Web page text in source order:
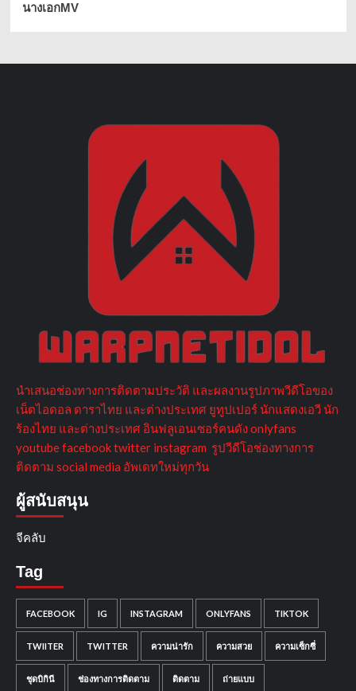
นางเอกMV
นำเสนอช่องทางการติดตามประวัติ และผลงานรูปภาพวีดีโอของ
เน็ตไอดอล ดาราไทย และต่างประเทศ ยูทูปเปอร์ นักแสดงเอวี นัก
ร้องไทย และต่างประเทศ อินฟลูเอนเซอร์คนดัง onlyfans
youtube facebook twitter instagram รูปวีดีโอช่องทางการ
ติดตาม social media อัพเดทใหม่ทุกวัน
ผู้สนับสนุน
จีคลับ
Tag
FACEBOOK IG INSTAGRAM ONLYFANS TIKTOK
TWIITER TWITTER ความน่ารัก ความสวย ความเซ็กซี่
ชุดบิกินี ช่องทางการติดตาม ติดตาม ถ่ายแบบ